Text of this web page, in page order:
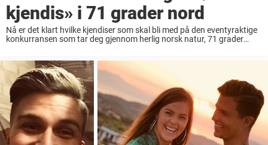
kjendis» i 71 grader nord
Nå er det klart hvilke kjendiser som skal bli med på den eventyraktige
konkurransen som tar deg gjennom herlig norsk natur, 71 grader